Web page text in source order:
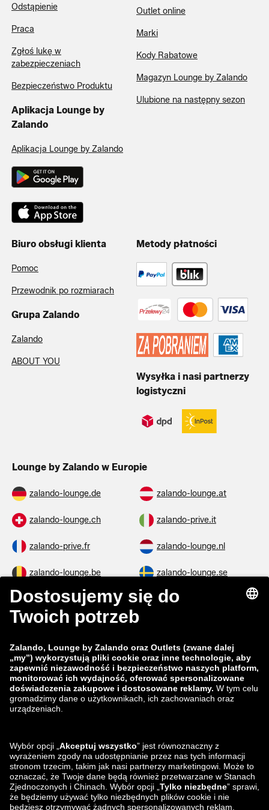
Odstąpienie
Praca
Zgłoś lukę w
zabezpieczeniach
Bezpieczeństwo Produktu
Aplikacja Lounge by
Zalando
Aplikacja Lounge by Zalando
Outlet online
Marki
Kody Rabatowe
Magazyn Lounge by Zalando
Ulubione na następny sezon
Biuro obsługi klienta
Pomoc
Przewodnik po rozmiarach
Grupa Zalando
Zalando
ABOUT YOU
Metody płatności
Wysyłka i nasi partnerzy
logistyczni
Lounge by Zalando w Europie
zalando-lounge.de zalando-lounge.at
zalando-lounge.ch zalando-prive.it
zalando-prive.fr zalando-lounge.nl
zalando-lounge.be zalando-lounge.se
zalando-lounge.fi zalando-lounge.dk
zalando-lounge.co.uk
zalando-prive.es zalando-lounge.cz
zalando-lounge.lt zalando-lounge.sk
zalando-lounge.ro zalando-lounge.hr
zalando-lounge.lu zalando-lounge.ee
zalando-lounge.lv zalando-lounge.no